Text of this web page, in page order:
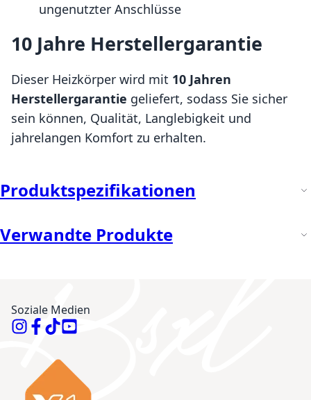
ungenutzter Anschlüsse
10 Jahre Herstellergarantie
Dieser Heizkörper wird mit 10 Jahren
Herstellergarantie geliefert, sodass Sie sicher
sein können, Qualität, Langlebigkeit und
jahrelangen Komfort zu erhalten.
Produktspezifikationen
Verwandte Produkte
Soziale Medien